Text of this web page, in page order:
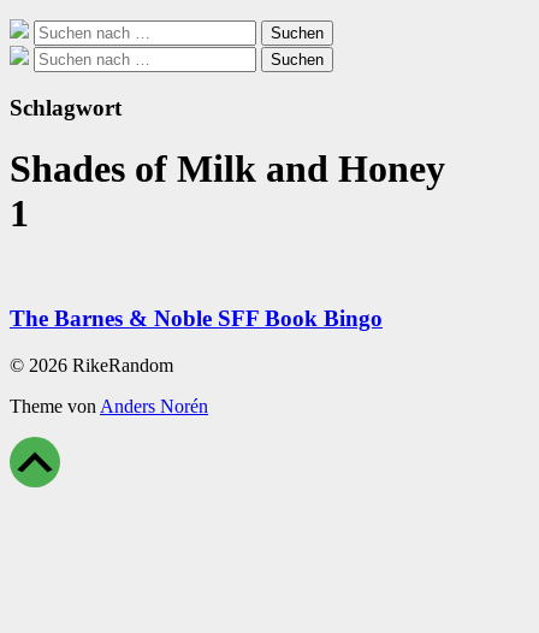
Suche
nach:
Suchen
Suche
nach:
Suchen
Schlagwort
Shades of Milk and Honey
1
The Barnes & Noble SFF Book Bingo
© 2026 RikeRandom
Theme von Anders Norén
Scroll